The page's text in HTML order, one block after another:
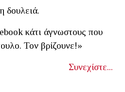
δουλειά.
κάτι άγνωστους που
Τον βρίζουνε!»
Συνεχίστε...